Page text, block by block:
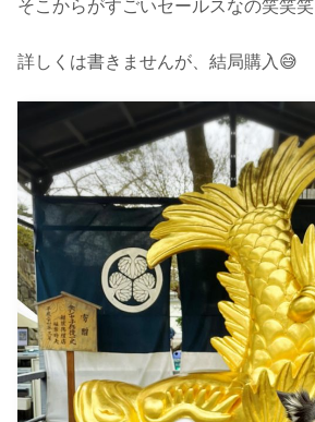
そこからがすごいセールスなの笑笑笑
詳しくは書きませんが、結局購入😅